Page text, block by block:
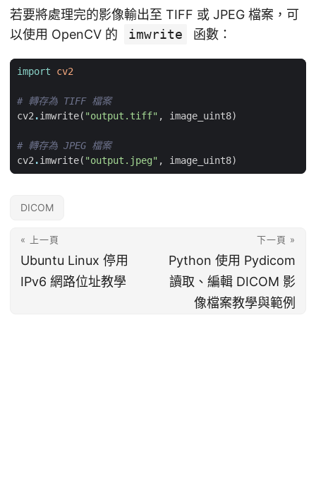
若要將處理完的影像輸出至 TIFF 或 JPEG 檔案，可
以使用 OpenCV 的
imwrite 函數：
import cv2
# 轉存為 TIFF 檔案
cv2.imwrite( "output.tiff" , image_uint8)
# 轉存為 JPEG 檔案
cv2.imwrite( "output.jpeg" , image_uint8)
DICOM
« 上一頁
Ubuntu Linux 停用
IPv6 網路位址教學
下一頁 »
Python 使用 Pydicom
讀取、編輯 DICOM 影
像檔案教學與範例